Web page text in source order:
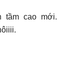
tầm cao mới.